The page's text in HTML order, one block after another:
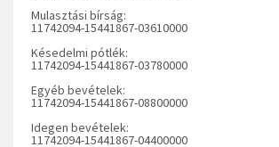
Mulasztási bírság:
11742094-15441867-03610000
Késedelmi pótlék:
11742094-15441867-03780000
Egyéb bevételek:
11742094-15441867-08800000
Idegen bevételek:
11742094-15441867-04400000